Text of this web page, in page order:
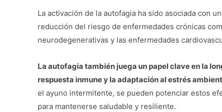
La activación de la autofagia ha sido asociada con
reducción del riesgo de enfermedades crónicas
neurodegenerativas y las enfermedades
La autofagia también juega un papel clave en la
respuesta inmune y la adaptación al estrés
el ayuno intermitente, se pueden potenciar estos
para mantenerse saludable y resiliente.